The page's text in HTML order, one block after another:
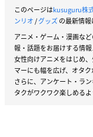
このページはkusuguru株
ンリオ/グッズの最新情報
アニメ・ゲーム・漫画な
報・話題をお届けする情報
女性向けアニメをはじめ
マーにも幅を広げ、オタ
さらに、アンケート・ラ
タクがワクワク楽しめる